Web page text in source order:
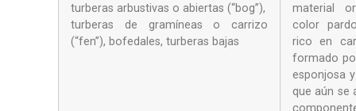
turberas arbustivas o abiertas (“bog”),
turberas de gramíneas o carrizo
(“fen”), bofedales, turberas bajas
material
color
rico en
formado
esponjosa
que aún se